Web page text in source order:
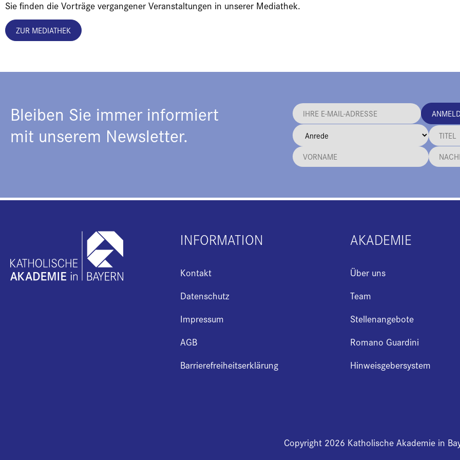
Sie finden die Vorträge vergangener Veranstaltungen in unserer Mediathek.
ZUR MEDIATHEK
Bleiben Sie immer informiert
mit unserem Newsletter.
INFORMATION
Kontakt
Datenschutz
Impressum
AGB
Barrierefreiheitserklärung
AKADEMIE
Über uns
Team
Stellenangebote
Romano Guardini
Hinweisgebersystem
Copyright 2026 Katholische Akademie in